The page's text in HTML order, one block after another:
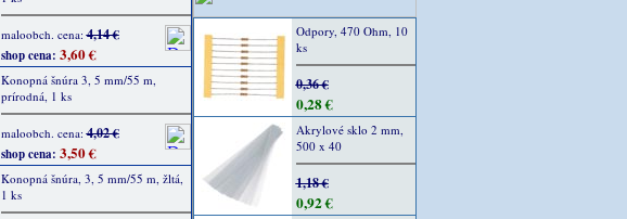
maloobch. cena:4,14 €
shop cena: 3,60 €
Konopná šnúra 3, 5 mm/55 m,
prírodná, 1 ks
maloobch. cena:4,02 €
shop cena: 3,50 €
Konopná šnúra, 3, 5 mm/55 m, žltá,
1 ks
Odpory, 470 Ohm, 10
ks
0,36 €
0,28 €
Akrylové sklo 2 mm,
500 x 40
1,18 €
0,92 €